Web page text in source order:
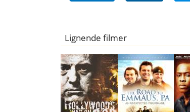
Lignende filmer